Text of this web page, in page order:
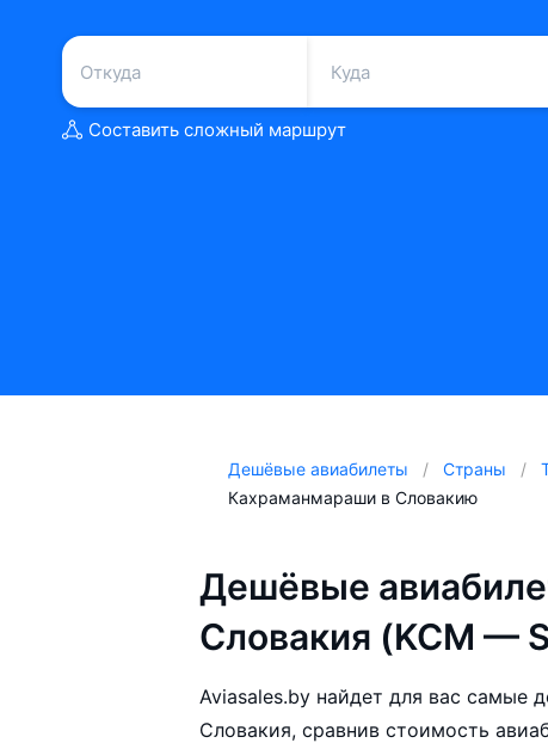
Составить сложный маршрут
Дешёвые авиабилеты Страны
Кахраманмараши в Словакию
Дешёвые
Словакия (KCM —
Aviasales.by найдет для вас самые
Словакия, сравнив стоимость